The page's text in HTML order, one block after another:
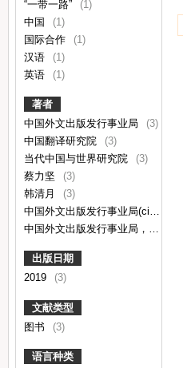
“一带一路”
(1)
中国
(1)
国际合作
(1)
汉语
(1)
英语
(1)
著者
中国外文出版发行事业局
(3)
中国翻译研究院
(3)
当代中国与世界研究院
(3)
蔡力坚
(3)
韩清月
(3)
出版日期
2019
(3)
文献类型
图书
(3)
语言种类